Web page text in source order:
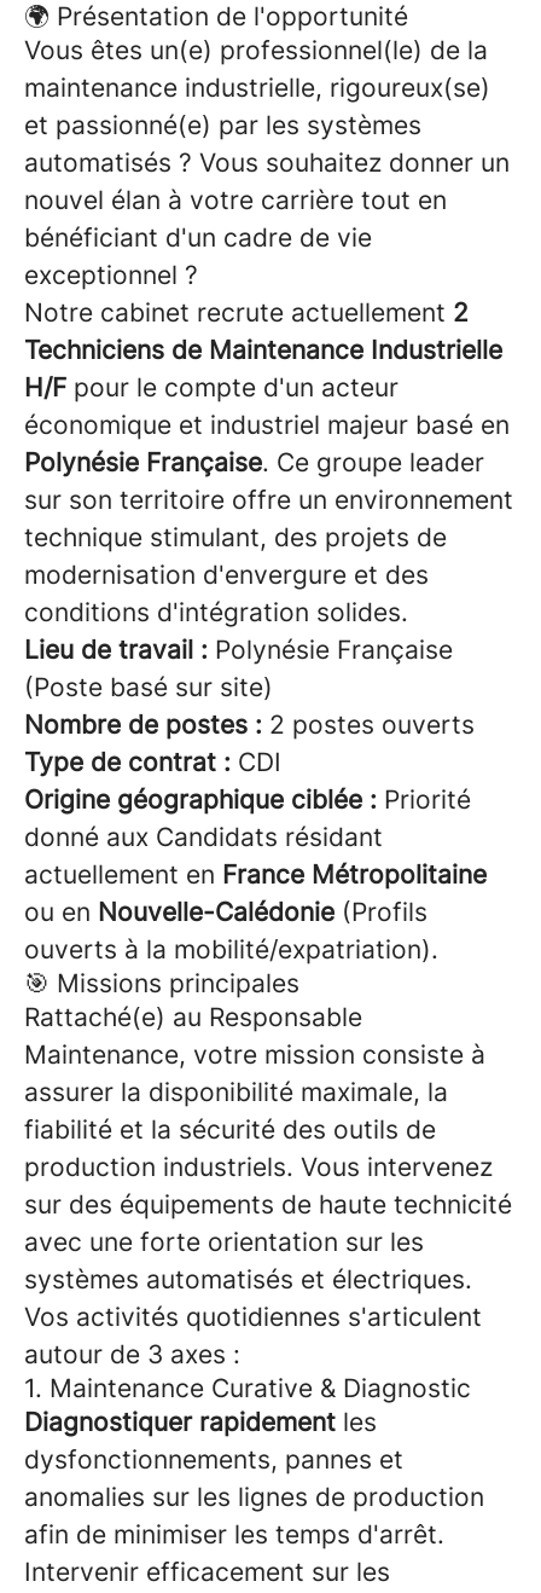
🌍 Présentation de l'opportunité
Vous êtes un(e) professionnel(le) de la
maintenance industrielle, rigoureux(se)
et passionné(e) par les systèmes
automatisés ? Vous souhaitez donner un
nouvel élan à votre carrière tout en
bénéficiant d'un cadre de vie
exceptionnel ?
Notre cabinet recrute actuellement 2
Techniciens de Maintenance Industrielle
H/F pour le compte d'un acteur
économique et industriel majeur basé en
Polynésie Française. Ce groupe leader
sur son territoire offre un environnement
technique stimulant, des projets de
modernisation d'envergure et des
conditions d'intégration solides.
Lieu de travail : Polynésie Française
(Poste basé sur site)
Nombre de postes : 2 postes ouverts
Type de contrat : CDI
Origine géographique ciblée : Priorité
donné aux Candidats résidant
actuellement en France Métropolitaine
ou en Nouvelle-Calédonie (Profils
ouverts à la mobilité/expatriation).
🎯 Missions principales
Rattaché(e) au Responsable
Maintenance, votre mission consiste à
assurer la disponibilité maximale, la
fiabilité et la sécurité des outils de
production industriels. Vous intervenez
sur des équipements de haute technicité
avec une forte orientation sur les
systèmes automatisés et électriques.
Vos activités quotidiennes s'articulent
autour de 3 axes :
1. Maintenance Curative & Diagnostic
Diagnostiquer rapidement les
dysfonctionnements, pannes et
anomalies sur les lignes de production
afin de minimiser les temps d'arrêt.
Intervenir efficacement sur les